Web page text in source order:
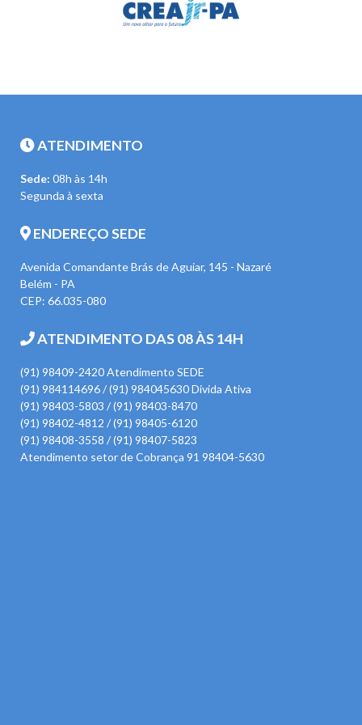
ATENDIMENTO
Sede: 08h às 14h
Segunda à sexta
ENDEREÇO SEDE
Avenida Comandante Brás de Aguiar, 145 - Nazaré
Belém - PA
CEP: 66.035-080
ATENDIMENTO DAS 08 ÀS 14H
(91) 98409-2420 Atendimento SEDE
(91) 984114696 / (91) 984045630 Divida Ativa
(91) 98403-5803 / (91) 98403-8470
(91) 98402-4812 / (91) 98405-6120
(91) 98408-3558 / (91) 98407-5823
Atendimento setor de Cobrança 91 98404-5630